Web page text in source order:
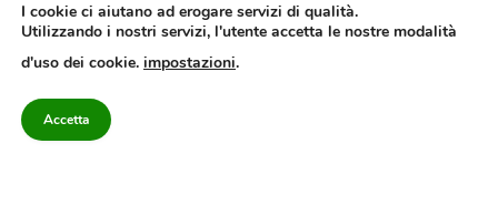
Quotidiano dell’Irpinia, a diffusione regionale. Reg. Trib. di Avellino n.7/12 del
10/9/2012. Iscritto nel Registro Operatori di Comunicazione al n.7671
Avellino – Cap.Soc. 20.000 € – REA 187346 – PI/CF. Reg. naz. stampa 10218/99
I cookie ci aiutano ad erogare servizi di qualità.
Utilizzando i nostri servizi, l'utente accetta le nostre modalità
d'uso dei cookie. impostazioni.
Accetta